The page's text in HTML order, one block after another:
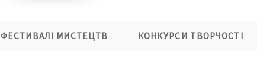
ФЕСТИВАЛІ МИСТЕЦТВ КОНКУРСИ ТВОРЧОСТІ